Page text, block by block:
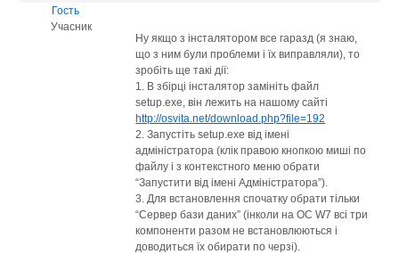
Гость
Учасник
Ну якщо з інсталятором все гаразд (я знаю,
що з ним були проблеми і їх виправляли), то
зробіть ще такі дії:
1. В збірці інсталятор замініть файл
setup.exe, він лежить на нашому сайті
http://osvita.net/download.php?file=192
2. Запустіть setup.exe від імені
адміністратора (клік правою кнопкою миші по
файлу і з контекстного меню обрати
“Запустити від імені Адміністратора”).
3. Для встановлення спочатку обрати тільки
“Сервер бази даних” (інколи на ОС W7 всі три
компоненти разом не встановлюються і
доводиться їх обирати по черзі).